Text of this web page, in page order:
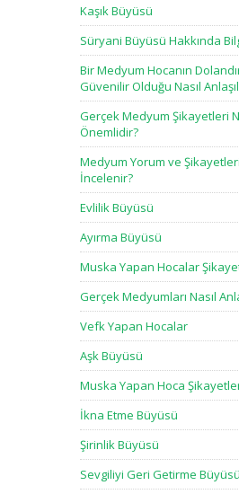
Kaşık Büyüsü
Süryani Büyüsü Hakkında
Bir Medyum Hocanın
Güvenilir Olduğu Nasıl
Gerçek Medyum Şikayetleri
Önemlidir?
Medyum Yorum ve
İncelenir?
Evlilik Büyüsü
Ayırma Büyüsü
Muska Yapan Hocalar
Gerçek Medyumları Nasıl
Vefk Yapan Hocalar
Aşk Büyüsü
Muska Yapan Hoca
İkna Etme Büyüsü
Şirinlik Büyüsü
Sevgiliyi Geri Getirme Büyüsü